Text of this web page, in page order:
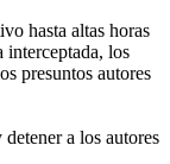
hasta altas horas
interceptada, los
presuntos autores
a los autores